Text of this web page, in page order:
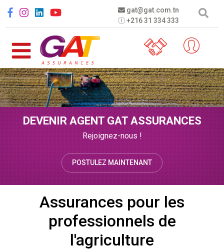
gat@gat.com.tn
+216 31 334 333
Social menu
DEVENIR AGENT GAT ASSURANCES
Rejoignez-nous !
POSTULEZ MAINTENANT
Assurances pour les
professionnels de
l'agriculture